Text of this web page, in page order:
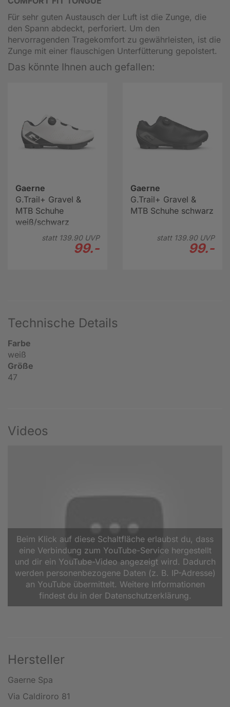
Für sehr guten Austausch der Luft ist die Zunge, die
den Spann abdeckt, perforiert. Um den
hervorragenden Tragekomfort zu gewährleisten, ist die
Zunge mit einer flauschigen Unterfütterung gepolstert.
Das könnte Ihnen auch gefallen:
Gaerne
G.Trail+ Gravel &
MTB Schuhe
weiß/schwarz
statt 139.90UVP
99.-
Gaerne
G.Trail+ Gravel &
MTB Schuhe schwarz
statt 139.90UVP
99.-
Technische Details
Farbe
weiß
Größe
47
Videos
Beim Klick auf diese Schaltfläche erlaubst du, dass
eine Verbindung zum YouTube-Service hergestellt
und dir ein YouTube-Video angezeigt wird. Dadurch
werden personenbezogene Daten (z. B. IP-Adresse)
an YouTube übermittelt. Weitere Informationen
findest du in der Datenschutzerklärung.
Hersteller
Gaerne Spa
Via Caldiroro 81